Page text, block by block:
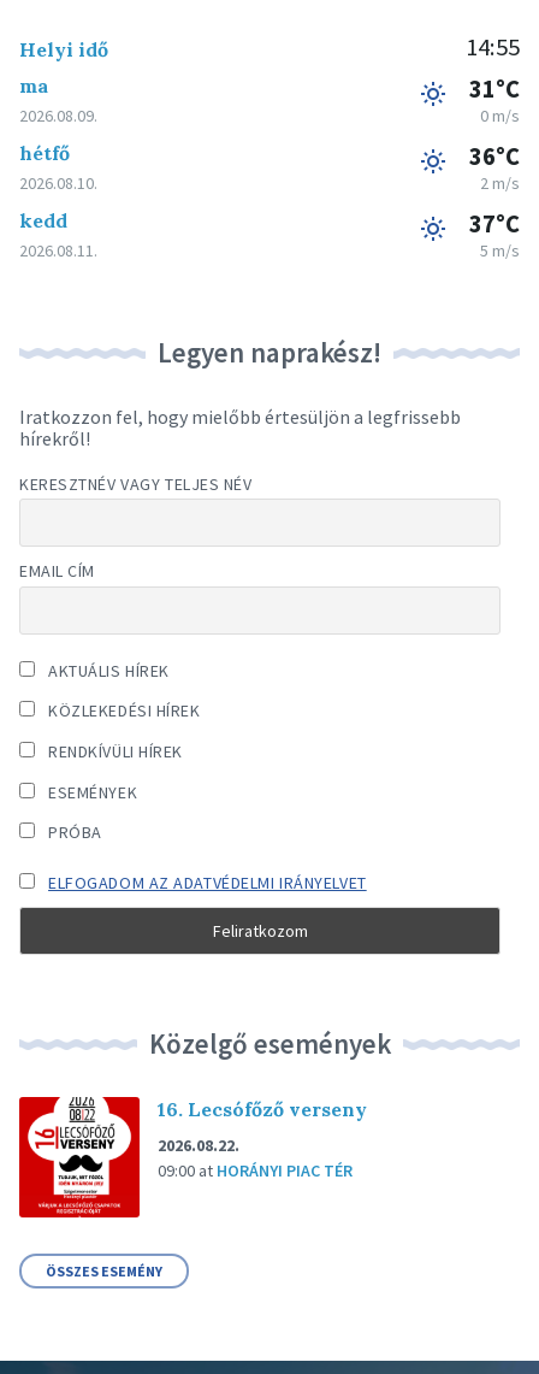
Helyi idő 14:55
ma
2026.08.09.
31°C
0 m/s
hétfő
2026.08.10.
36°C
2 m/s
kedd
2026.08.11.
37°C
5 m/s
Legyen naprakész!
Iratkozzon fel, hogy mielőbb értesüljön a legfrissebb
hírekről!
KERESZTNÉV VAGY TELJES NÉV
EMAIL CÍM
AKTUÁLIS HÍREK
KÖZLEKEDÉSI HÍREK
RENDKÍVÜLI HÍREK
ESEMÉNYEK
PRÓBA
ELFOGADOM AZ ADATVÉDELMI IRÁNYELVET
Közelgő események
16. Lecsófőző verseny
2026.08.22.
09:00 at HORÁNYI PIAC TÉR
ÖSSZES ESEMÉNY